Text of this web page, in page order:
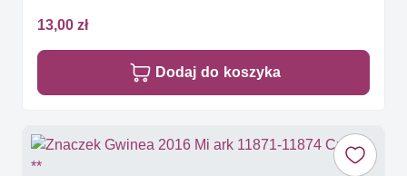
13,00 zł
Dodaj do koszyka